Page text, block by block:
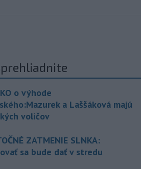
o výhode
a Laššáková majú
voličov
ZATMENIE SLNKA:
sa bude dať v stredu